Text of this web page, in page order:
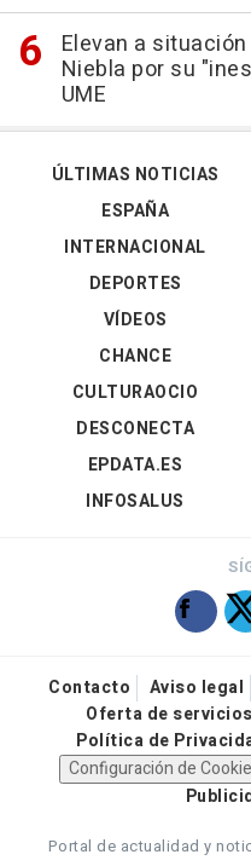
Elevan a
Niebla por su
UME
ÚLTIMAS NOTICIAS
ESPAÑA
INTERNACIONAL
DEPORTES
VÍDEOS
CHANCE
CULTURAOCIO
DESCONECTA
EPDATA.ES
INFOSALUS
Contacto Aviso legal
Oferta de servicios
Política de
Configuración de
Portal de actualidad y